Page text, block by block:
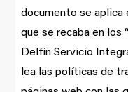
documento se aplica
que se recaba en los
Delfín Servicio
lea las políticas de